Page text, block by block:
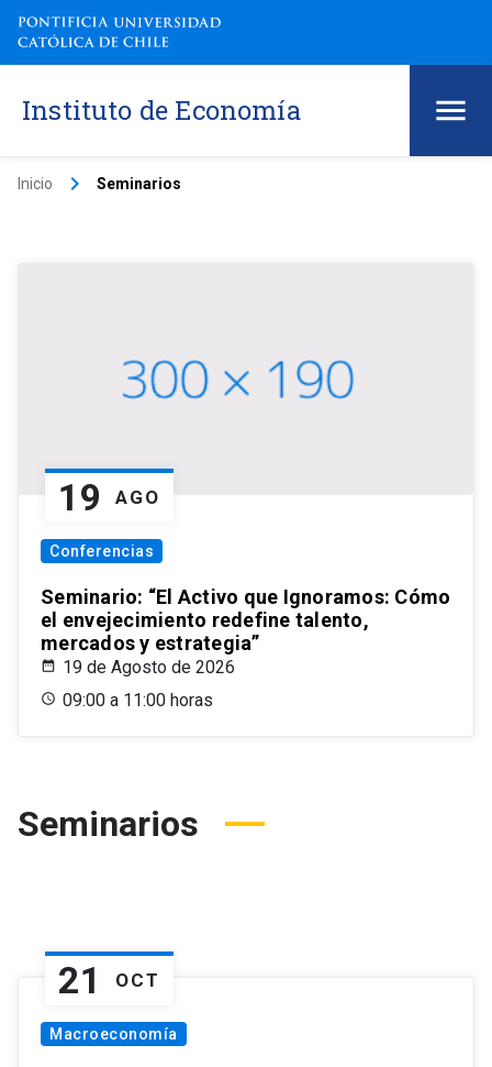
Instituto de Economía
Inicio keyboard_arrow_right Seminarios
19 AGO
Conferencias
Seminario: “El Activo que Ignoramos: Cómo
el envejecimiento redefine talento,
mercados y estrategia”
19 de Agosto de 2026
09:00 a 11:00 horas
Seminarios
21 OCT
Macroeconomía